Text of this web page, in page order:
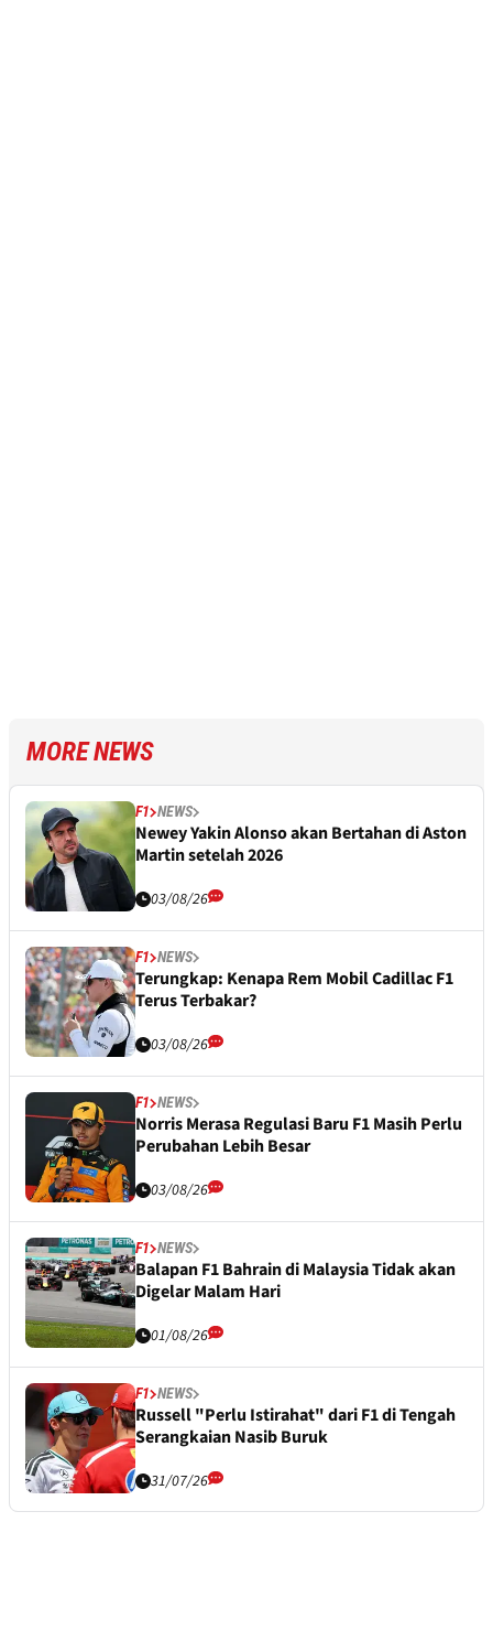
MORE NEWS
F1 NEWS
Newey Yakin Alonso akan Bertahan di Aston
Martin setelah 2026
03/08/26
F1 NEWS
Terungkap: Kenapa Rem Mobil Cadillac F1
Terus Terbakar?
03/08/26
F1 NEWS
Norris Merasa Regulasi Baru F1 Masih Perlu
Perubahan Lebih Besar
03/08/26
F1 NEWS
Balapan F1 Bahrain di Malaysia Tidak akan
Digelar Malam Hari
01/08/26
F1 NEWS
Russell "Perlu Istirahat" dari F1 di Tengah
Serangkaian Nasib Buruk
31/07/26